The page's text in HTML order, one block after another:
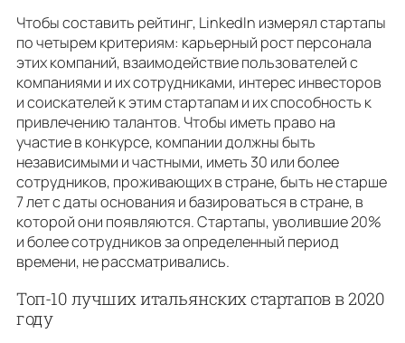
Чтобы составить рейтинг, LinkedIn измерял стартапы
по четырем критериям: карьерный рост персонала
этих компаний, взаимодействие пользователей с
компаниями и их сотрудниками, интерес инвесторов
и соискателей к этим стартапам и их способность к
привлечению талантов. Чтобы иметь право на
участие в конкурсе, компании должны быть
независимыми и частными, иметь 30 или более
сотрудников, проживающих в стране, быть не старше
7 лет с даты основания и базироваться в стране, в
которой они появляются. Стартапы, уволившие 20%
и более сотрудников за определенный период
времени, не рассматривались.
Топ-10 лучших итальянских стартапов в 2020
году